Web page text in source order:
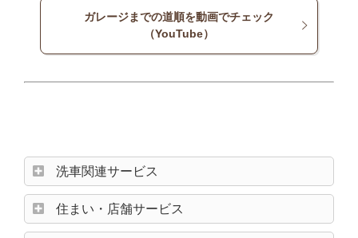
ガレージまでの道順を動画でチェック
（YouTube）
洗車関連サービス
住まい・店舗サービス